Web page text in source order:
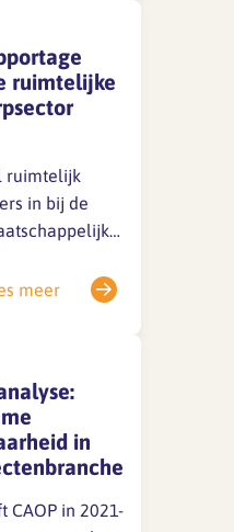
Hieronder
samenvatting.
het
SFA
lezen. …
ruimtelijke
ruimtelijk
in bij de
kop en
‘De
ontleed’
vandaag is
Hieronder
meer
in
CAOP in 2021-